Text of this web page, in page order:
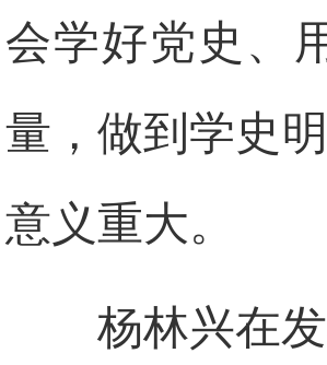
会学好党史、
量，做到学史
意义重大。
杨林兴在